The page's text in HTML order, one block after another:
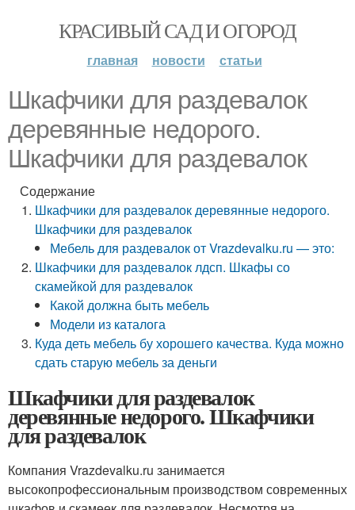
КРАСИВЫЙ САД И ОГОРОД
главная новости статьи
Шкафчики для раздевалок
деревянные недорого.
Шкафчики для раздевалок
Содержание
Шкафчики для раздевалок деревянные недорого.
Шкафчики для раздевалок
Мебель для раздевалок от Vrazdevalku.ru — это:
Шкафчики для раздевалок лдсп. Шкафы со
скамейкой для раздевалок
Какой должна быть мебель
Модели из каталога
Куда деть мебель бу хорошего качества. Куда можно
сдать старую мебель за деньги
Шкафчики для раздевалок
деревянные недорого. Шкафчики
для раздевалок
Компания Vrazdevalku.ru занимается
высокопрофессиональным производством современных